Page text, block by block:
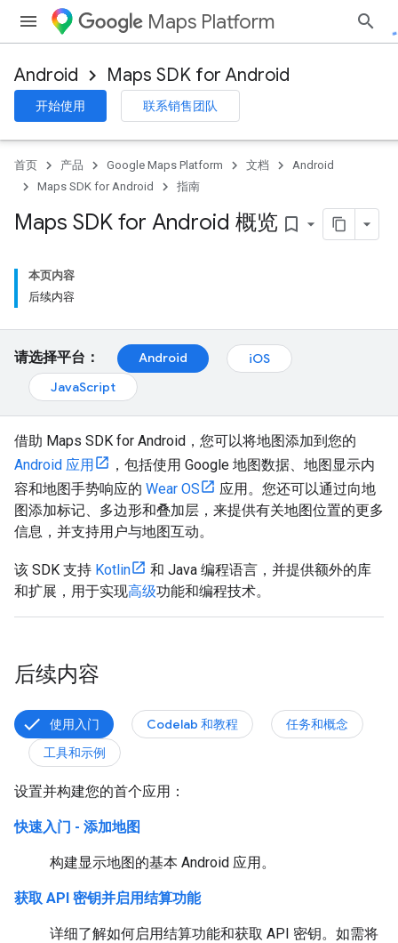
Maps Platform
Android Maps SDK for Android
开始使用 联系销售团队
首页 产品 Google Maps Platform 文档
Android
Maps SDK for Android
指南
Maps SDK for Android 概览 bookmark_border
本页内容
后续内容
请选择平台： Android
iOS
JavaScript
借助 Maps SDK for Android，您可以将地图添加到您的
Android 应用
，包括使用 Google 地图数据、地图显示内
容和地图手势响应的 Wear OS
应用。您还可以通过向地
图添加标记、多边形和叠加层，来提供有关地图位置的更多
信息，并支持用户与地图互动。
该 SDK 支持 Kotlin
和 Java 编程语言，并提供额外的库
和扩展，用于实现高级功能和编程技术。
后续内容
使用入门 Codelab 和教程
任务和概念
工具和示例
设置并构建您的首个应用：
快速入门 - 添加地图
构建显示地图的基本 Android 应用。
获取 API 密钥并启用结算功能
详细了解如何启用结算功能和获取 API 密钥。如需将